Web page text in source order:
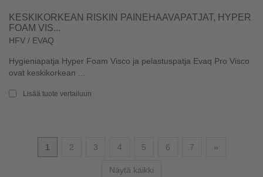
KESKIKORKEAN RISKIN PAINEHAAVAPATJAT, HYPER
FOAM VIS...
HFV / EVAQ
Hygieniapatja Hyper Foam Visco ja pelastuspatja Evaq Pro Visco
ovat keskikorkean ...
Lisää tuote vertailuun
1 2 3 4 5 6 7 »Seuraava
Näytä kaikki